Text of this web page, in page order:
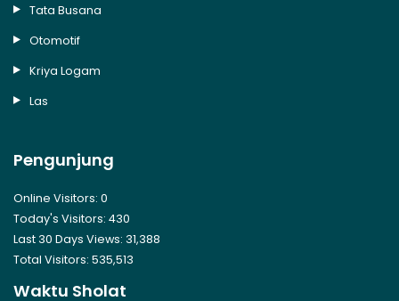
Tata Busana
Otomotif
Kriya Logam
Las
Pengunjung
Online Visitors: 0
Today's Visitors: 430
Last 30 Days Views: 31,388
Total Visitors: 535,513
Waktu Sholat